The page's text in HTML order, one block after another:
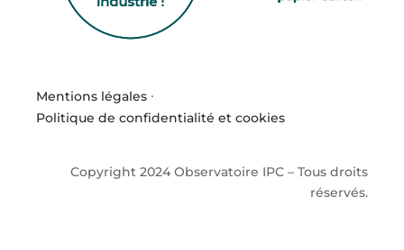
Mentions légales ·
Politique de confidentialité et cookies
Copyright 2024 Observatoire IPC – Tous droits
réservés.